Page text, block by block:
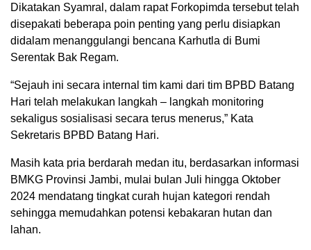
Dikatakan Syamral, dalam rapat Forkopimda tersebut telah
disepakati beberapa poin penting yang perlu disiapkan
didalam menanggulangi bencana Karhutla di Bumi
Serentak Bak Regam.
“Sejauh ini secara internal tim kami dari tim BPBD Batang
Hari telah melakukan langkah – langkah monitoring
sekaligus sosialisasi secara terus menerus,” Kata
Sekretaris BPBD Batang Hari.
Masih kata pria berdarah medan itu, berdasarkan informasi
BMKG Provinsi Jambi, mulai bulan Juli hingga Oktober
2024 mendatang tingkat curah hujan kategori rendah
sehingga memudahkan potensi kebakaran hutan dan
lahan.